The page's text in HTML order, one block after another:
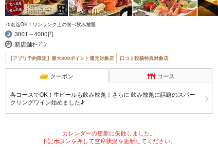
70名迄OK！ワンランク上の食べ飲み放題
3001～4000円
新店舗ｵｰﾌﾟﾝ
【アプリ予約限定】最大800ポイント還元対象店 口コミ投稿特典対象店
クーポン コース
各コースでOK！生ビールも飲み放題！さらに 飲み放題に話題のスパー
クリングワイン始めました♪
カレンダーの更新に失敗しました。
下記ボタンを押して空席状況を更新してください。